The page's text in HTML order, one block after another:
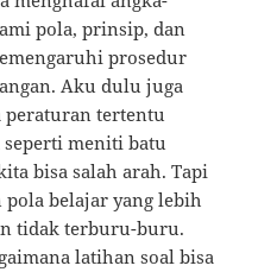
pola, prinsip, dan
prosedur
Aku dulu juga
peraturan tertentu
seperti meniti batu
bisa salah arah. Tapi
belajar yang lebih
tidak terburu-buru.
latihan soal bisa